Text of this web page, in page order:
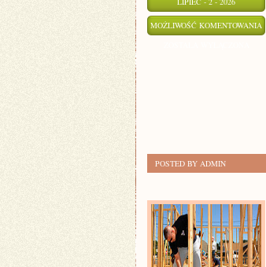
MOŻLIWOŚĆ KOMENTOWANIA
POSTED BY ADMIN